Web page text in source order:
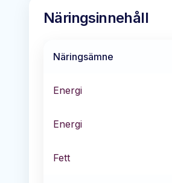
Näringsinnehåll
Näringsämne
Energi
Energi
Fett